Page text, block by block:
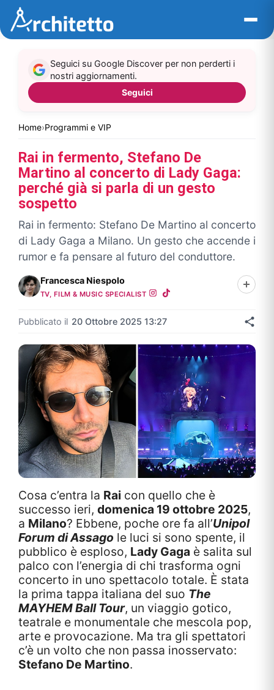
contenuto
Home›Programmi e VIP
Seguici su Google Discover per non perderti i
nostri aggiornamenti.
Seguici
Rai in fermento, Stefano De
Martino al concerto di Lady Gaga:
perché già si parla di un gesto
sospetto
Rai in fermento: Stefano De Martino al concerto
di Lady Gaga a Milano. Un gesto che accende i
rumor e fa pensare al futuro del conduttore.
Francesca Niespolo
TV, FILM & MUSIC SPECIALIST
Pubblicato il 20 Ottobre 2025 13:27
Cosa c’entra la Rai con quello che è
successo ieri, domenica 19 ottobre 2025,
a Milano? Ebbene, poche ore fa all’Unipol
Forum di Assago le luci si sono spente, il
pubblico è esploso, Lady Gaga è salita sul
palco con l’energia di chi trasforma ogni
concerto in uno spettacolo totale. È stata
la prima tappa italiana del suo The
MAYHEM Ball Tour, un viaggio gotico,
teatrale e monumentale che mescola pop,
arte e provocazione. Ma tra gli spettatori
c’è un volto che non passa inosservato:
Stefano De Martino.